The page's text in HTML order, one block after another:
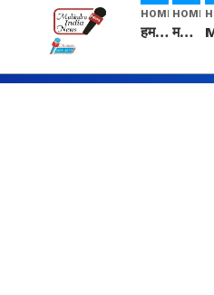
HOME
हम सनातनी..." सांसद kangana Ranaut से क्या बोली लड़की? Viral Jantar-Mantar | CJP protest
HOME
मनीषा हत्याकांड: हत्या, आत्महत्या या कोई बड़ा राज? | Full Story | Josh Haryana